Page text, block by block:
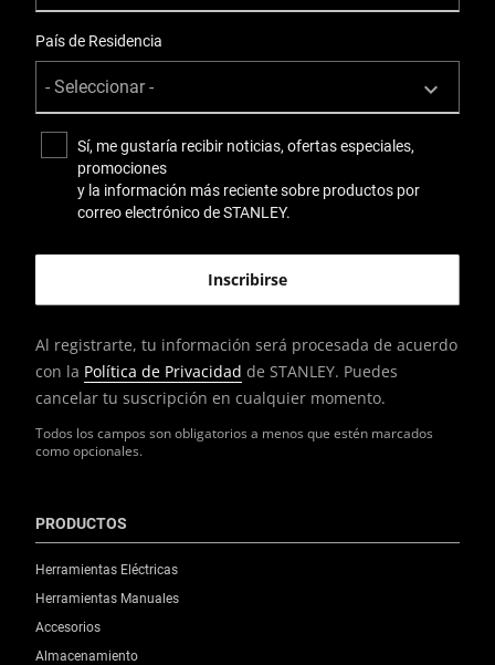
Todos los campos son obligatorios a menos que estén marcados
como opcionales.
País de Residencia
Sí, me gustaría recibir noticias, ofertas especiales,
promociones
y la información más reciente sobre productos por
correo electrónico de STANLEY.
Al registrarte, tu información será procesada de acuerdo
con la Política de Privacidad de STANLEY. Puedes
cancelar tu suscripción en cualquier momento.
PRODUCTOS
Herramientas Eléctricas
Herramientas Manuales
Accesorios
Almacenamiento